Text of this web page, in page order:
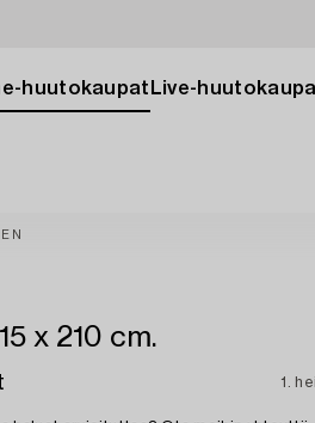
huutokaupat Live-
x 210 cm.
1.